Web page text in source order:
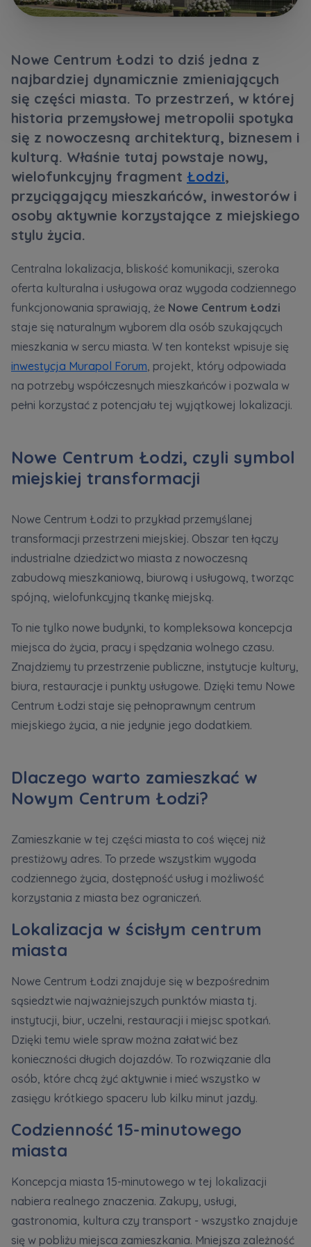
Nowe Centrum Łodzi to dziś jedna z
najbardziej dynamicznie zmieniających
się części miasta. To przestrzeń, w której
historia przemysłowej metropolii spotyka
się z nowoczesną architekturą, biznesem i
kulturą. Właśnie tutaj powstaje nowy,
wielofunkcyjny fragment Łodzi,
przyciągający mieszkańców, inwestorów i
osoby aktywnie korzystające z miejskiego
stylu życia.
Centralna lokalizacja, bliskość komunikacji, szeroka
oferta kulturalna i usługowa oraz wygoda codziennego
funkcjonowania sprawiają, że Nowe Centrum Łodzi
staje się naturalnym wyborem dla osób szukających
mieszkania w sercu miasta. W ten kontekst wpisuje się
inwestycja Murapol Forum, projekt, który odpowiada
na potrzeby współczesnych mieszkańców i pozwala w
pełni korzystać z potencjału tej wyjątkowej lokalizacji.
Nowe Centrum Łodzi, czyli symbol
miejskiej transformacji
Nowe Centrum Łodzi to przykład przemyślanej
transformacji przestrzeni miejskiej. Obszar ten łączy
industrialne dziedzictwo miasta z nowoczesną
zabudową mieszkaniową, biurową i usługową, tworząc
spójną, wielofunkcyjną tkankę miejską.
To nie tylko nowe budynki, to kompleksowa koncepcja
miejsca do życia, pracy i spędzania wolnego czasu.
Znajdziemy tu przestrzenie publiczne, instytucje kultury,
biura, restauracje i punkty usługowe. Dzięki temu Nowe
Centrum Łodzi staje się pełnoprawnym centrum
miejskiego życia, a nie jedynie jego dodatkiem.
Dlaczego warto zamieszkać w
Nowym Centrum Łodzi?
Zamieszkanie w tej części miasta to coś więcej niż
prestiżowy adres. To przede wszystkim wygoda
codziennego życia, dostępność usług i możliwość
korzystania z miasta bez ograniczeń.
Lokalizacja w ścisłym centrum
miasta
Nowe Centrum Łodzi znajduje się w bezpośrednim
sąsiedztwie najważniejszych punktów miasta tj.
instytucji, biur, uczelni, restauracji i miejsc spotkań.
Dzięki temu wiele spraw można załatwić bez
konieczności długich dojazdów. To rozwiązanie dla
osób, które chcą żyć aktywnie i mieć wszystko w
zasięgu krótkiego spaceru lub kilku minut jazdy.
Codzienność 15-minutowego
miasta
Koncepcja miasta 15-minutowego w tej lokalizacji
nabiera realnego znaczenia. Zakupy, usługi,
gastronomia, kultura czy transport - wszystko znajduje
się w pobliżu miejsca zamieszkania. Mniejsza zależność
E-mail
Zamawiam obsługę w języku ukraińskim (Замовляю
контакт українською мовою)
Wyrażam wszystkie zgody
Informujemy, że w trosce o najwyższą jakość i
Rozwiń
Wyrażam zgodę na otrzymywanie informacji
handlowych od
Rozwiń
Każdej osobie przysługuje prawo dostępu do
treści swoich ... *
Zawiadomienia o nabyciu lub posiadaniu znacznego
pakietu akcji proszę wysyłać na
notyfikacje@murapol.pl
Skontaktuj się z nami
Кожна особа має право отримати доступ до
Регламент надання електронних послуг товариством гк
Murapol
Зв’яжіться з нами